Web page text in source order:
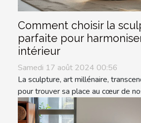
Comment choisir la
parfaite pour
intérieur
Samedi 17 août 2024 00:56
La sculpture, art millénaire,
pour trouver sa place au cœur de